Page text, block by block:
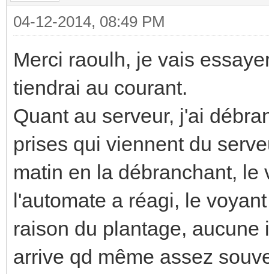
04-12-2014, 08:49 PM
Merci raoulh, je vais
tiendrai au courant.
Quant au serveur, j'ai
prises qui viennent du
matin en la débranchant, le
l'automate a réagi, le
raison du plantage,
arrive qd même assez